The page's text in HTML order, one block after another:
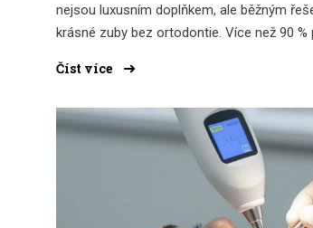
nejsou luxusním doplňkem, ale běžným
krásné zuby bez ortodontie. Více než 90 %
Číst více